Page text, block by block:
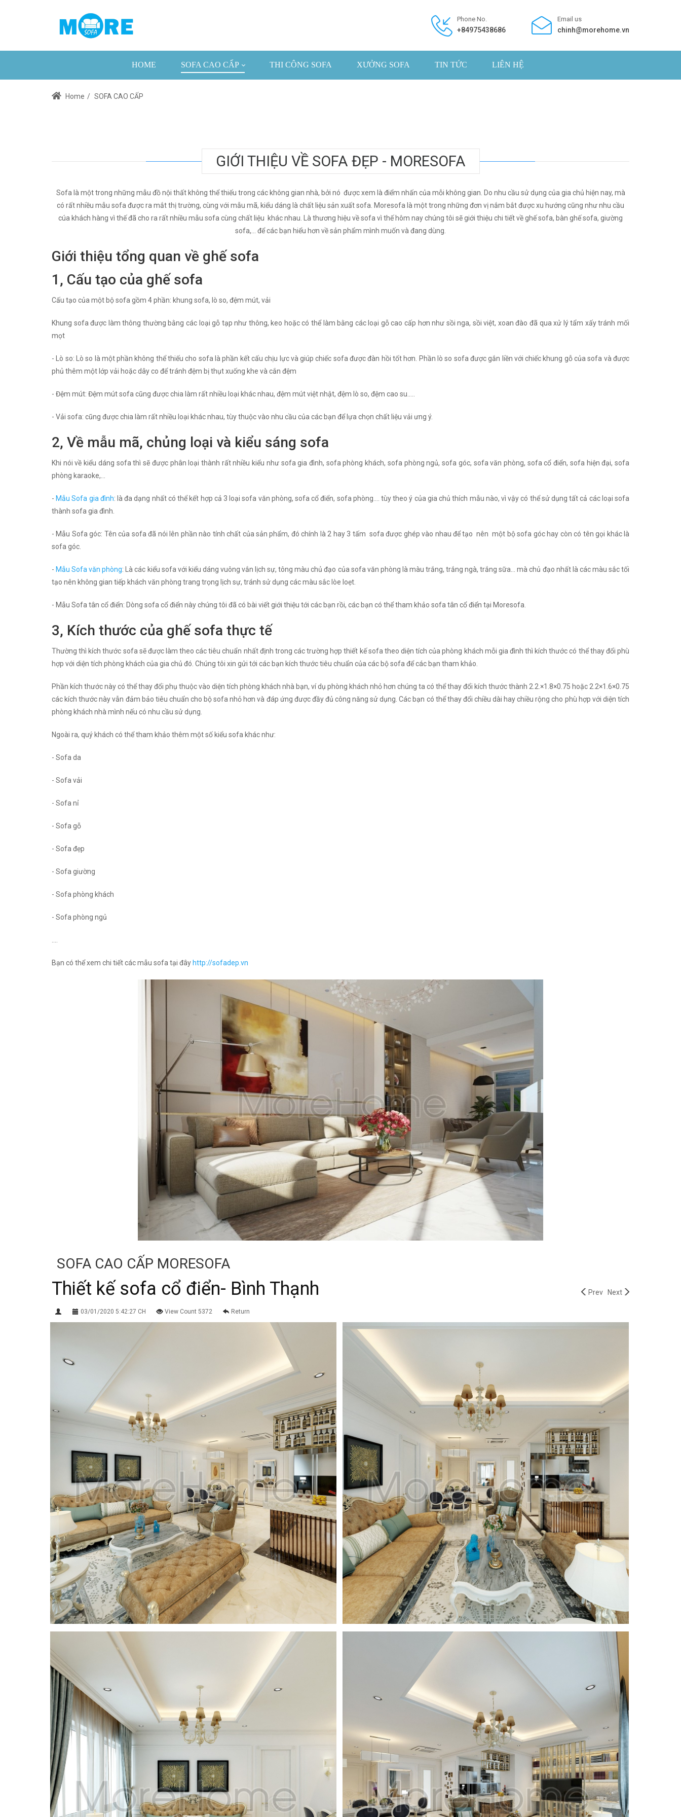
Phone No.
+84975438686
Email us
chinh@morehome.vn
HOME SOFA CAO CẤP THI CÔNG SOFA XƯỞNG SOFA TIN TỨC LIÊN HỆ
Home / SOFA CAO CẤP
GIỚI THIỆU VỀ SOFA ĐẸP - MORESOFA
Sofa là một trong những mẫu đồ nội thất không thể thiếu trong các không gian nhà, bởi nó được xem là điểm nhấn của mỗi không gian. Do nhu cầu sử dụng của gia chủ hiện nay, mà
có rất nhiều mẫu sofa được ra mắt thị trường, cùng với mẫu mã, kiểu dáng là chất liệu sản xuất sofa. Moresofa là một trong những đơn vị nắm bắt được xu hướng cũng như nhu cầu
cúa khách hàng vì thế đã cho ra rất nhiều mẫu sofa cùng chất liệu khác nhau. Là thương hiệu về sofa vì thế hôm nay chúng tôi sẽ giới thiệu chi tiết về ghế sofa, bàn ghế sofa, giường
sofa,... để các bạn hiểu hơn về sản phẩm mình muốn và đang dùng.
Giới thiệu tổng quan về ghế sofa
1, Cấu tạo của ghế sofa
Cấu tạo của một bộ sofa gồm 4 phần: khung sofa, lò so, đệm mút, vải
Khung sofa được làm thông thường bằng các loại gỗ tạp như thông, keo hoặc có thể làm bằng các loại gỗ cao cấp hơn như sồi nga, sồi việt, xoan đào đã qua xử lý tẩm xấy tránh mối
mọt
- Lò so: Lò so là một phần không thể thiếu cho sofa là phần kết cấu chịu lực và giúp chiếc sofa được đàn hồi tốt hơn. Phần lò so sofa được gắn liền với chiếc khung gỗ của sofa và được
phủ thêm một lớp vải hoặc dây co để tránh đệm bị thụt xuống khe và cắn đệm
- Đệm mút: Đệm mút sofa cũng được chia làm rất nhiều loại khác nhau, đệm mút việt nhật, đệm lò so, đệm cao su…..
- Vải sofa: cũng được chia làm rất nhiều loại khác nhau, tùy thuộc vào nhu cầu của các bạn để lựa chọn chất liệu vải ưng ý.
2, Về mẫu mã, chủng loại và kiểu sáng sofa
Khi nói về kiểu dáng sofa thì sẽ được phân loại thành rất nhiều kiểu như sofa gia đình, sofa phòng khách, sofa phòng ngủ, sofa góc, sofa văn phòng, sofa cổ điển, sofa hiện đại, sofa
phòng karaoke,...
- Mẫu Sofa gia đình: là đa dạng nhất có thể kết hợp cả 3 loại sofa văn phòng, sofa cổ điển, sofa phòng…. tùy theo ý của gia chủ thích mẫu nào, vì vậy có thể sử dụng tất cả các loại sofa
thành sofa gia đình.
- Mẫu Sofa góc: Tên của sofa đã nói lên phần nào tính chất của sản phẩm, đó chính là 2 hay 3 tấm sofa được ghép vào nhau để tạo nên một bộ sofa góc hay còn có tên gọi khác là
sofa góc.
- Mẫu Sofa văn phòng: Là các kiểu sofa với kiểu dáng vuông vắn lịch sự, tông màu chủ đạo của sofa văn phòng là màu trắng, trắng ngà, trắng sữa… mà chủ đạo nhất là các màu sắc tối
tạo nên không gian tiếp khách văn phòng trang trọng lịch sự, tránh sử dụng các màu sắc lòe loẹt.
- Mẫu Sofa tân cổ điển: Dòng sofa cổ điển này chúng tôi đã có bài viết giới thiệu tới các bạn rồi, các bạn có thể tham khảo sofa tân cổ điển tại Moresofa.
3, Kích thước của ghế sofa thực tế
Thường thì kích thước sofa sẽ được làm theo các tiêu chuẩn nhất định trong các trường hợp thiết kế sofa theo diện tích của phòng khách mỗi gia đình thì kích thước có thể thay đổi phù
hợp với diện tích phòng khách của gia chủ đó. Chúng tôi xin gửi tới các bạn kích thước tiêu chuẩn của các bộ sofa để các bạn tham khảo.
Phần kích thước này có thể thay đổi phụ thuộc vào diện tích phòng khách nhà bạn, ví dụ phòng khách nhỏ hơn chúng ta có thể thay đổi kích thước thành 2.2.×1.8×0.75 hoặc 2.2×1.6×0.75
các kích thước này vẫn đảm bảo tiêu chuẩn cho bộ sofa nhỏ hơn và đáp ứng được đầy đủ công năng sử dụng. Các bạn có thể thay đổi chiều dài hay chiều rộng cho phù hợp với diện tích
phòng khách nhà mình nếu có nhu cầu sử dụng.
Ngoài ra, quý khách có thể tham khảo thêm một số kiểu sofa khác như:
- Sofa da
- Sofa vải
- Sofa nỉ
- Sofa gỗ
- Sofa đẹp
- Sofa giường
- Sofa phòng khách
- Sofa phòng ngủ
Bạn có thể xem chi tiết các mẫu sofa tại đây http://sofadep.vn
SOFA CAO CẤP MORESOFA
Prev Next
Thiết kế sofa cổ điển- Bình Thạnh
03/01/2020 5:42:27 CH View Count 5372 Return